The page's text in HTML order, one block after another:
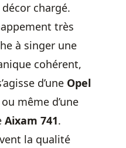
décor chargé.
très
à singer une
cohérent,
d’une Opel
ou même d’une
Aixam 741.
la qualité